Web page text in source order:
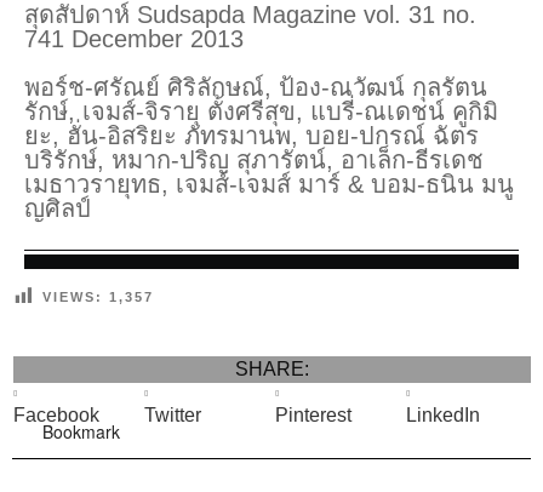
สุดสัปดาห์ Sudsapda Magazine vol. 31 no.
741 December 2013
พอร์ช-ศรัณย์ ศิริลักษณ์, ป้อง-ณวัฒน์ กุลรัตน
รักษ์, เจมส์-จิรายุ ตั้งศรีสุข, แบรี่-ณเดชน์ คูกิมิ
ยะ, ฮั่น-อิสริยะ ภัทรมานพ, บอย-ปกรณ์ ฉัตร
บริรักษ์, หมาก-ปริญ สุภารัตน์, อาเล็ก-ธีรเดช
เมธาวรายุทธ, เจมส์-เจมส์ มาร์ & บอม-ธนิน มนู
ญศิลป์
VIEWS: 1,357
SHARE:
Facebook Twitter Pinterest LinkedIn
Bookmark